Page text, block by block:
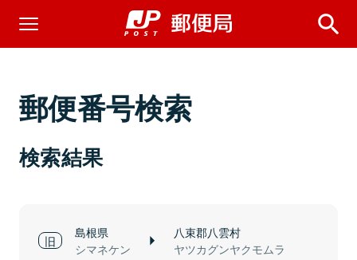
郵便番号検索
検索結果
島根県
シマネケン
八束郡八雲村
ヤツカグンヤクモムラ